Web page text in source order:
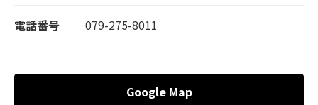
電話番号 079-275-8011
Google Map